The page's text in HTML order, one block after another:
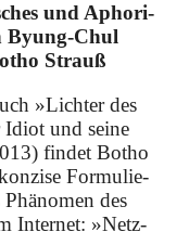
und Apho­ri­
By­ung-Chul
Strauß
»Lich­ter des
und sei­ne
fin­det Bo­tho
For­mu­lie­
des
In­ter­net: »Netz-